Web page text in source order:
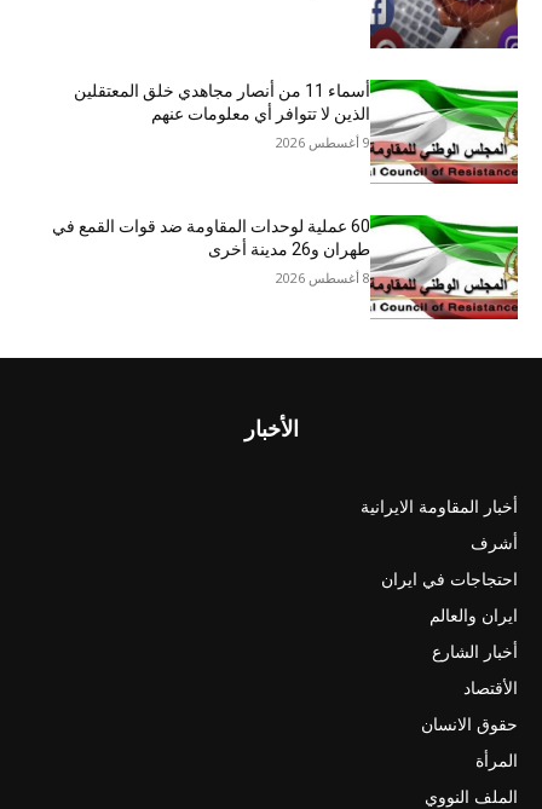
أسماء 11 من أنصار مجاهدي خلق المعتقلين
الذين لا تتوافر أي معلومات عنهم
9 أغسطس 2026
60 عملية لوحدات المقاومة ضد قوات القمع في
طهران و26 مدينة أخرى
8 أغسطس 2026
الأخبار
أخبار المقاومة الايرانية
أشرف
احتجاجات في ايران
ايران والعالم
أخبار الشارع
الأقتصاد
حقوق الانسان
المرأة
الملف النووي